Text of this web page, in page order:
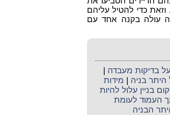
וזאת כדי להטיל עליהם
עולה בקנה אחד עם
בדיקות מעבדה |
היתר בניה | מידות
בניין עלול להיות
העמוד לעומת
הבניה